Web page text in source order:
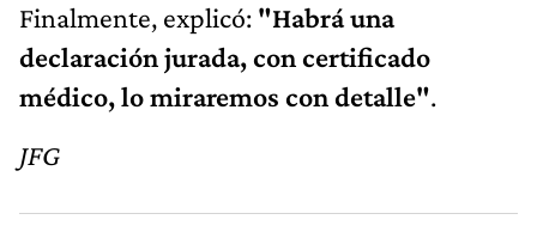
Finalmente, explicó: "Habrá una
declaración jurada, con certificado
médico, lo miraremos con detalle".
JFG